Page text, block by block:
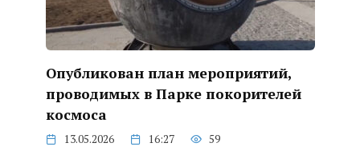
Опубликован план мероприятий,
проводимых в Парке покорителей
космоса
13.05.2026 16:27 59